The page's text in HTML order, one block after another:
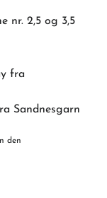
nr. 2,5 og 3,5
fra
Sandnesgarn
den